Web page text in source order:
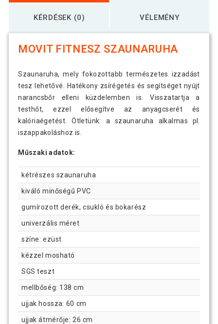
KÉRDÉSEK (0) VÉLEMÉNY
MOVIT FITNESZ SZAUNARUHA
Szaunaruha, mely fokozottabb természetes izzadást
tesz lehetővé. Hatékony zsírégetés és segítséget nyújt
narancsbőr elleni küzdelemben is. Visszatartja a
testhőt, ezzel elősegítve az anyagcserét és
kalóriaégetést. Ötletünk: a szaunaruha alkalmas pl.
iszappakoláshoz is.
Műszaki adatok:
kétrészes szaunaruha
kiváló minőségű PVC
gumírozott derék, csukló és bokarész
univerzális méret
színe: ezüst
kézzel mosható
SGS teszt
mellbőség: 138 cm
ujjak hossza: 60 cm
ujjak átmérője: 26 cm